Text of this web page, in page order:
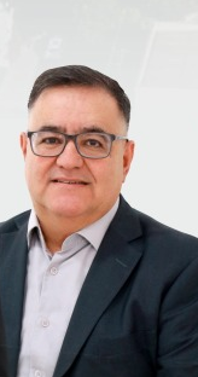
condomínio
MAIS PARANÁ.